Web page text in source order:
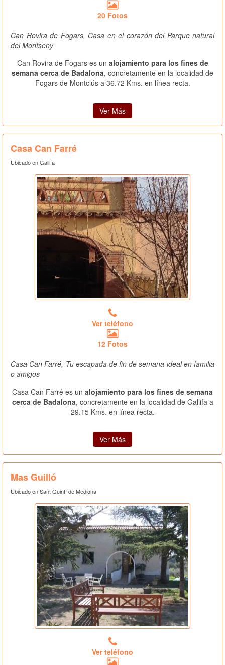
20 Fotos
Can Rovira de Fogars, Casa en el corazón del Parque natural
del Montseny
Can Rovira de Fogars es un alojamiento para los fines de
semana cerca de Badalona, concretamente en la localidad de
Fogars de Montclús a 36.72 Kms. en línea recta.
Ver Más
Casa Can Farré
Ubicado en Gallifa
Ver teléfono
12 Fotos
Casa Can Farré, Tu escapada de fin de semana ideal en familia
o amigos
Casa Can Farré es un alojamiento para los fines de semana
cerca de Badalona, concretamente en la localidad de Gallifa a
29.15 Kms. en línea recta.
Ver Más
Mas Guilló
Ubicado en Sant Quintí de Mediona
Ver teléfono